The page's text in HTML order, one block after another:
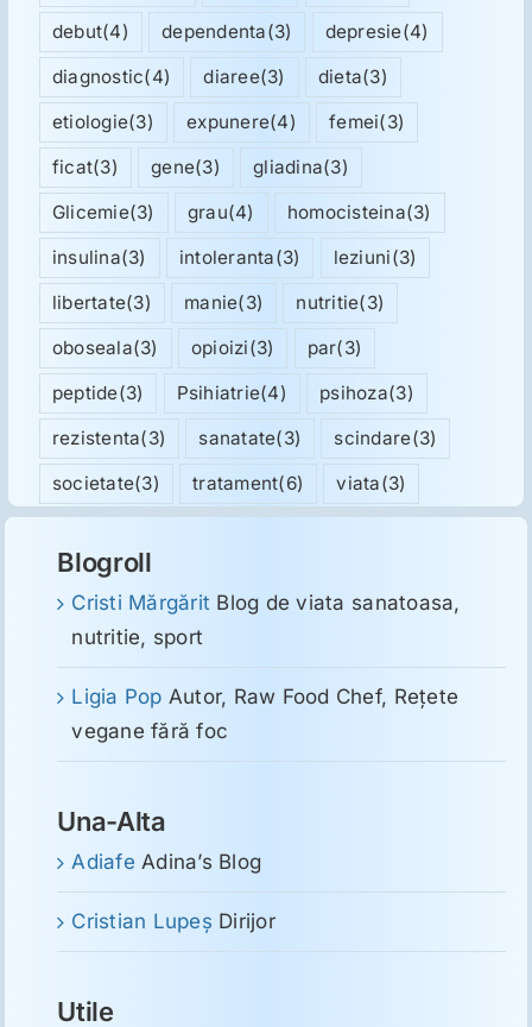
debut(4) dependenta(3) depresie(4)
diagnostic(4) diaree(3) dieta(3)
etiologie(3) expunere(4) femei(3)
ficat(3) gene(3) gliadina(3)
Glicemie(3) grau(4) homocisteina(3)
insulina(3) intoleranta(3) leziuni(3)
libertate(3) manie(3) nutritie(3)
oboseala(3) opioizi(3) par(3)
peptide(3) Psihiatrie(4) psihoza(3)
rezistenta(3) sanatate(3) scindare(3)
societate(3) tratament(6) viata(3)
Blogroll
Cristi Mărgărit Blog de viata sanatoasa,
nutritie, sport
Ligia Pop Autor, Raw Food Chef, Reţete
vegane fără foc
Una-Alta
Adiafe Adina’s Blog
Cristian Lupeş Dirijor
Utile